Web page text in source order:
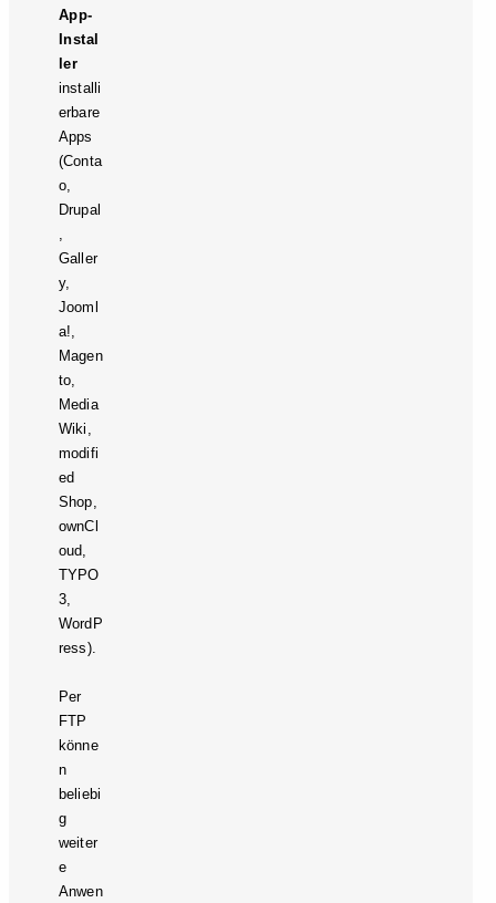
App-
Instal
ler
installi
erbare
Apps
(Conta
o,
Drupal
Galler
y,
Jooml
a!,
Magen
to,
Media
Wiki,
modifi
ed
Shop,
ownCl
oud,
TYPO
3,
WordP
ress).
Per
FTP
könne
n
beliebi
g
weiter
e
Anwen